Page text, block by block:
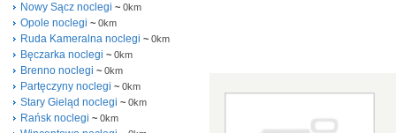
Nowy Sącz noclegi ~ 0km
Opole noclegi ~ 0km
Ruda Kameralna noclegi ~ 0km
Bęczarka noclegi ~ 0km
Brenno noclegi ~ 0km
Partęczyny noclegi ~ 0km
Stary Gieląd noclegi ~ 0km
Rańsk noclegi ~ 0km